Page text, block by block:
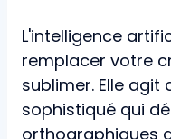
L'intelligence
remplacer votre
sublimer. Elle
sophistiqué qui
orthographiques